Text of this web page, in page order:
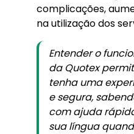
complicações,
na utilização dos
Entender o
da Quotex
tenha uma
e segura,
com ajuda
sua língua